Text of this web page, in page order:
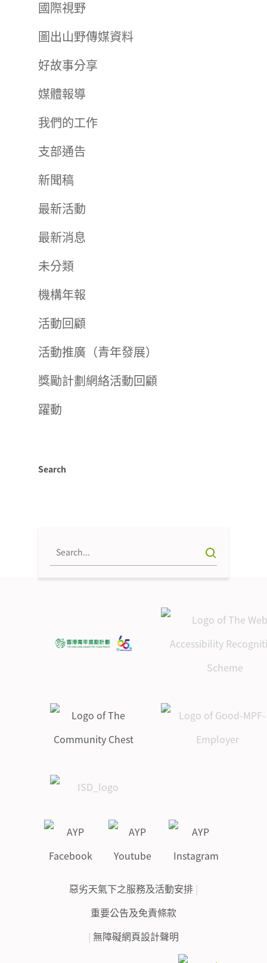
國際視野
圖出山野傳媒資料
好故事分享
媒體報導
我們的工作
支部通告
新聞稿
最新活動
最新消息
未分類
機構年報
活動回顧
活動推廣（青年發展）
獎勵計劃網絡活動回顧
躍動
Search
惡劣天氣下之服務及活動安排 |
重要公告及免責條款
| 無障礙網頁設計聲明